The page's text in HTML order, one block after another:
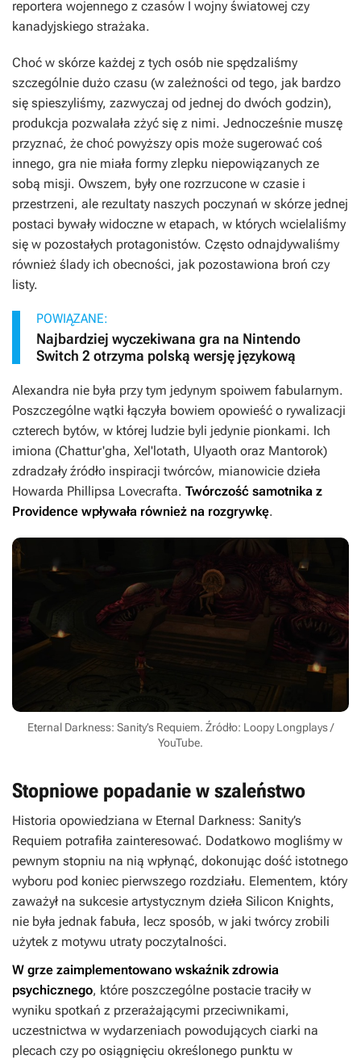
reportera wojennego z czasów I wojny światowej czy
kanadyjskiego strażaka.
Choć w skórze każdej z tych osób nie spędzaliśmy
szczególnie dużo czasu (w zależności od tego, jak bardzo
się spieszyliśmy, zazwyczaj od jednej do dwóch godzin),
produkcja pozwalała zżyć się z nimi. Jednocześnie muszę
przyznać, że choć powyższy opis może sugerować coś
innego, gra nie miała formy zlepku niepowiązanych ze
sobą misji. Owszem, były one rozrzucone w czasie i
przestrzeni, ale rezultaty naszych poczynań w skórze jednej
postaci bywały widoczne w etapach, w których wcielaliśmy
się w pozostałych protagonistów. Często odnajdywaliśmy
również ślady ich obecności, jak pozostawiona broń czy
listy.
POWIĄZANE:
Najbardziej wyczekiwana gra na Nintendo
Switch 2 otrzyma polską wersję językową
Alexandra nie była przy tym jedynym spoiwem fabularnym.
Poszczególne wątki łączyła bowiem opowieść o rywalizacji
czterech bytów, w której ludzie byli jedynie pionkami. Ich
imiona (Chattur'gha, Xel'lotath, Ulyaoth oraz Mantorok)
zdradzały źródło inspiracji twórców, mianowicie dzieła
Howarda Phillipsa Lovecrafta. Twórczość samotnika z
Providence wpływała również na rozgrywkę.
Eternal Darkness: Sanity’s Requiem. Źródło: Loopy Longplays /
YouTube.
Stopniowe popadanie w szaleństwo
Historia opowiedziana w Eternal Darkness: Sanity’s
Requiem potrafiła zainteresować. Dodatkowo mogliśmy w
pewnym stopniu na nią wpłynąć, dokonując dość istotnego
wyboru pod koniec pierwszego rozdziału. Elementem, który
zaważył na sukcesie artystycznym dzieła Silicon Knights,
nie była jednak fabuła, lecz sposób, w jaki twórcy zrobili
użytek z motywu utraty poczytalności.
W grze zaimplementowano wskaźnik zdrowia
psychicznego, które poszczególne postacie traciły w
wyniku spotkań z przerażającymi przeciwnikami,
uczestnictwa w wydarzeniach powodujących ciarki na
plecach czy po osiągnięciu określonego punktu w